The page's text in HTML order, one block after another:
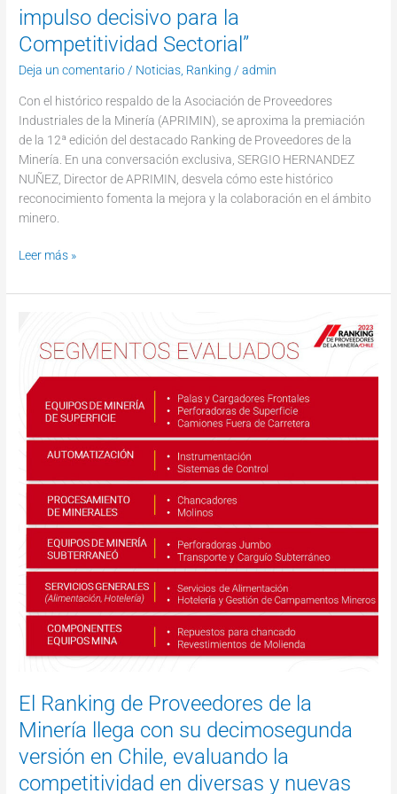
impulso decisivo para la
Competitividad Sectorial”
Deja un comentario / Noticias Ranking /admin
Con el histórico respaldo de la Asociación de Proveedores
Industriales de la Minería (APRIMIN), se aproxima la premiación
de la 12ª edición del destacado Ranking de Proveedores de la
Minería. En una conversación exclusiva, SERGIO HERNANDEZ
NUÑEZ, Director de APRIMIN, desvela cómo este histórico
reconocimiento fomenta la mejora y la colaboración en el ámbito
minero.
Leer más »
El Ranking de Proveedores de la
Minería llega con su decimosegunda
versión en Chile, evaluando la
competitividad en diversas y nuevas
Ranking
Proveedores
de
Minería
su
decimosegunda
versión
Chile,
evaluando
la
competitividad
nuevas
categorías